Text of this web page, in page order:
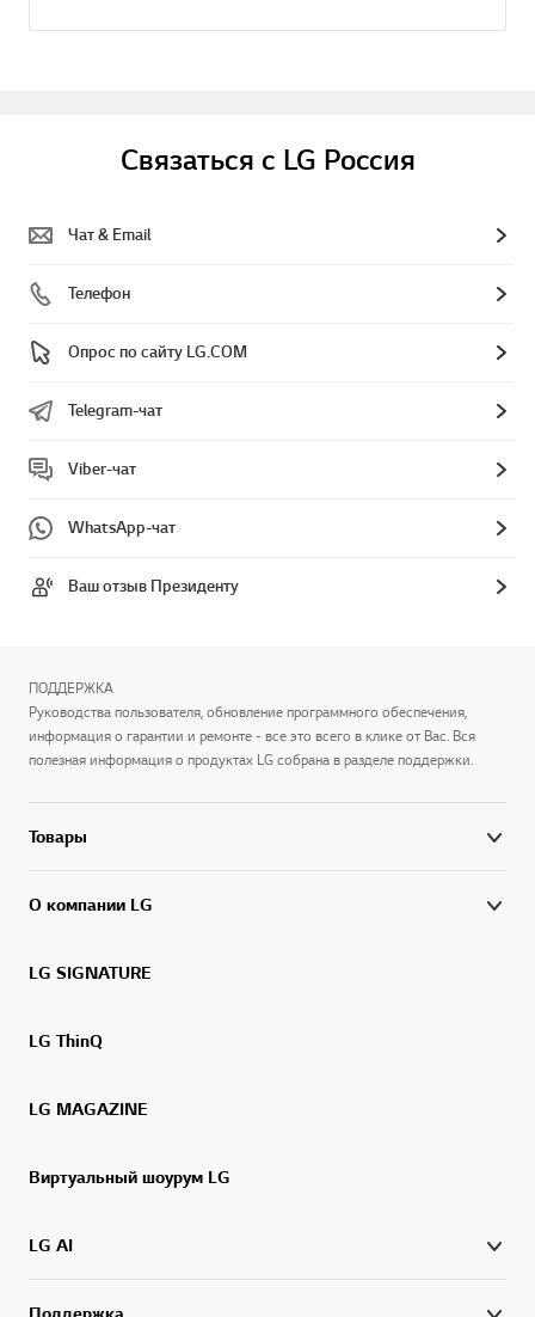
Связаться с LG Россия
Чат & Email
Телефон
Опрос по сайту LG.COM
Telegram-чат
Viber-чат
WhatsApp-чат
Ваш отзыв Президенту
ПОДДЕРЖКА
Руководства пользователя, обновление программного обеспечения,
информация о гарантии и ремонте - все это всего в клике от Вас. Вся
полезная информация о продуктах LG собрана в разделе поддержки.
Товары
О компании LG
LG SIGNATURE
LG ThinQ
LG MAGAZINE
Виртуальный шоурум LG
LG AI